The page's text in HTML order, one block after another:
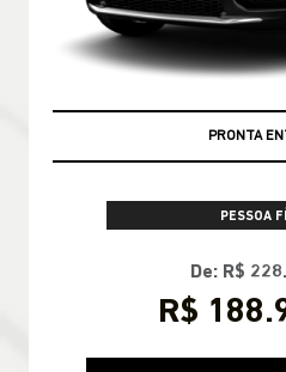
PRONTA
PESSOA
De: R$
R$